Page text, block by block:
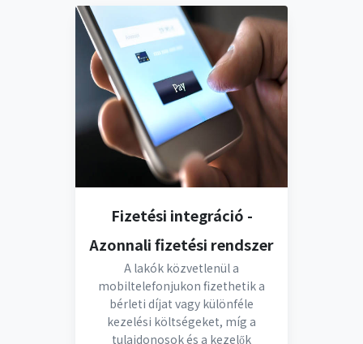
Fizetési integráció -
Azonnali fizetési rendszer
A lakók közvetlenül a
mobiltelefonjukon fizethetik a
bérleti díjat vagy különféle
kezelési költségeket, míg a
tulajdonosok és a kezelők